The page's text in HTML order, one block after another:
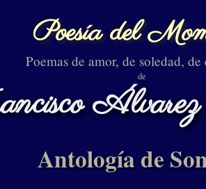
Poesía del
Poemas de amor, de soledad, de
de
Antología de